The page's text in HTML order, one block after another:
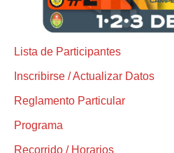
Lista de Participantes
Inscribirse / Actualizar Datos
Reglamento Particular
Programa
Recorrido / Horarios